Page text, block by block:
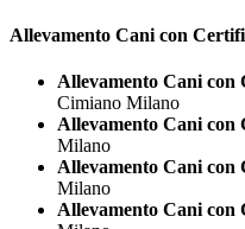
Allevamento Cani con
Allevamento Cani con
Cimiano Milano
Allevamento Cani con
Milano
Allevamento Cani con
Milano
Allevamento Cani con